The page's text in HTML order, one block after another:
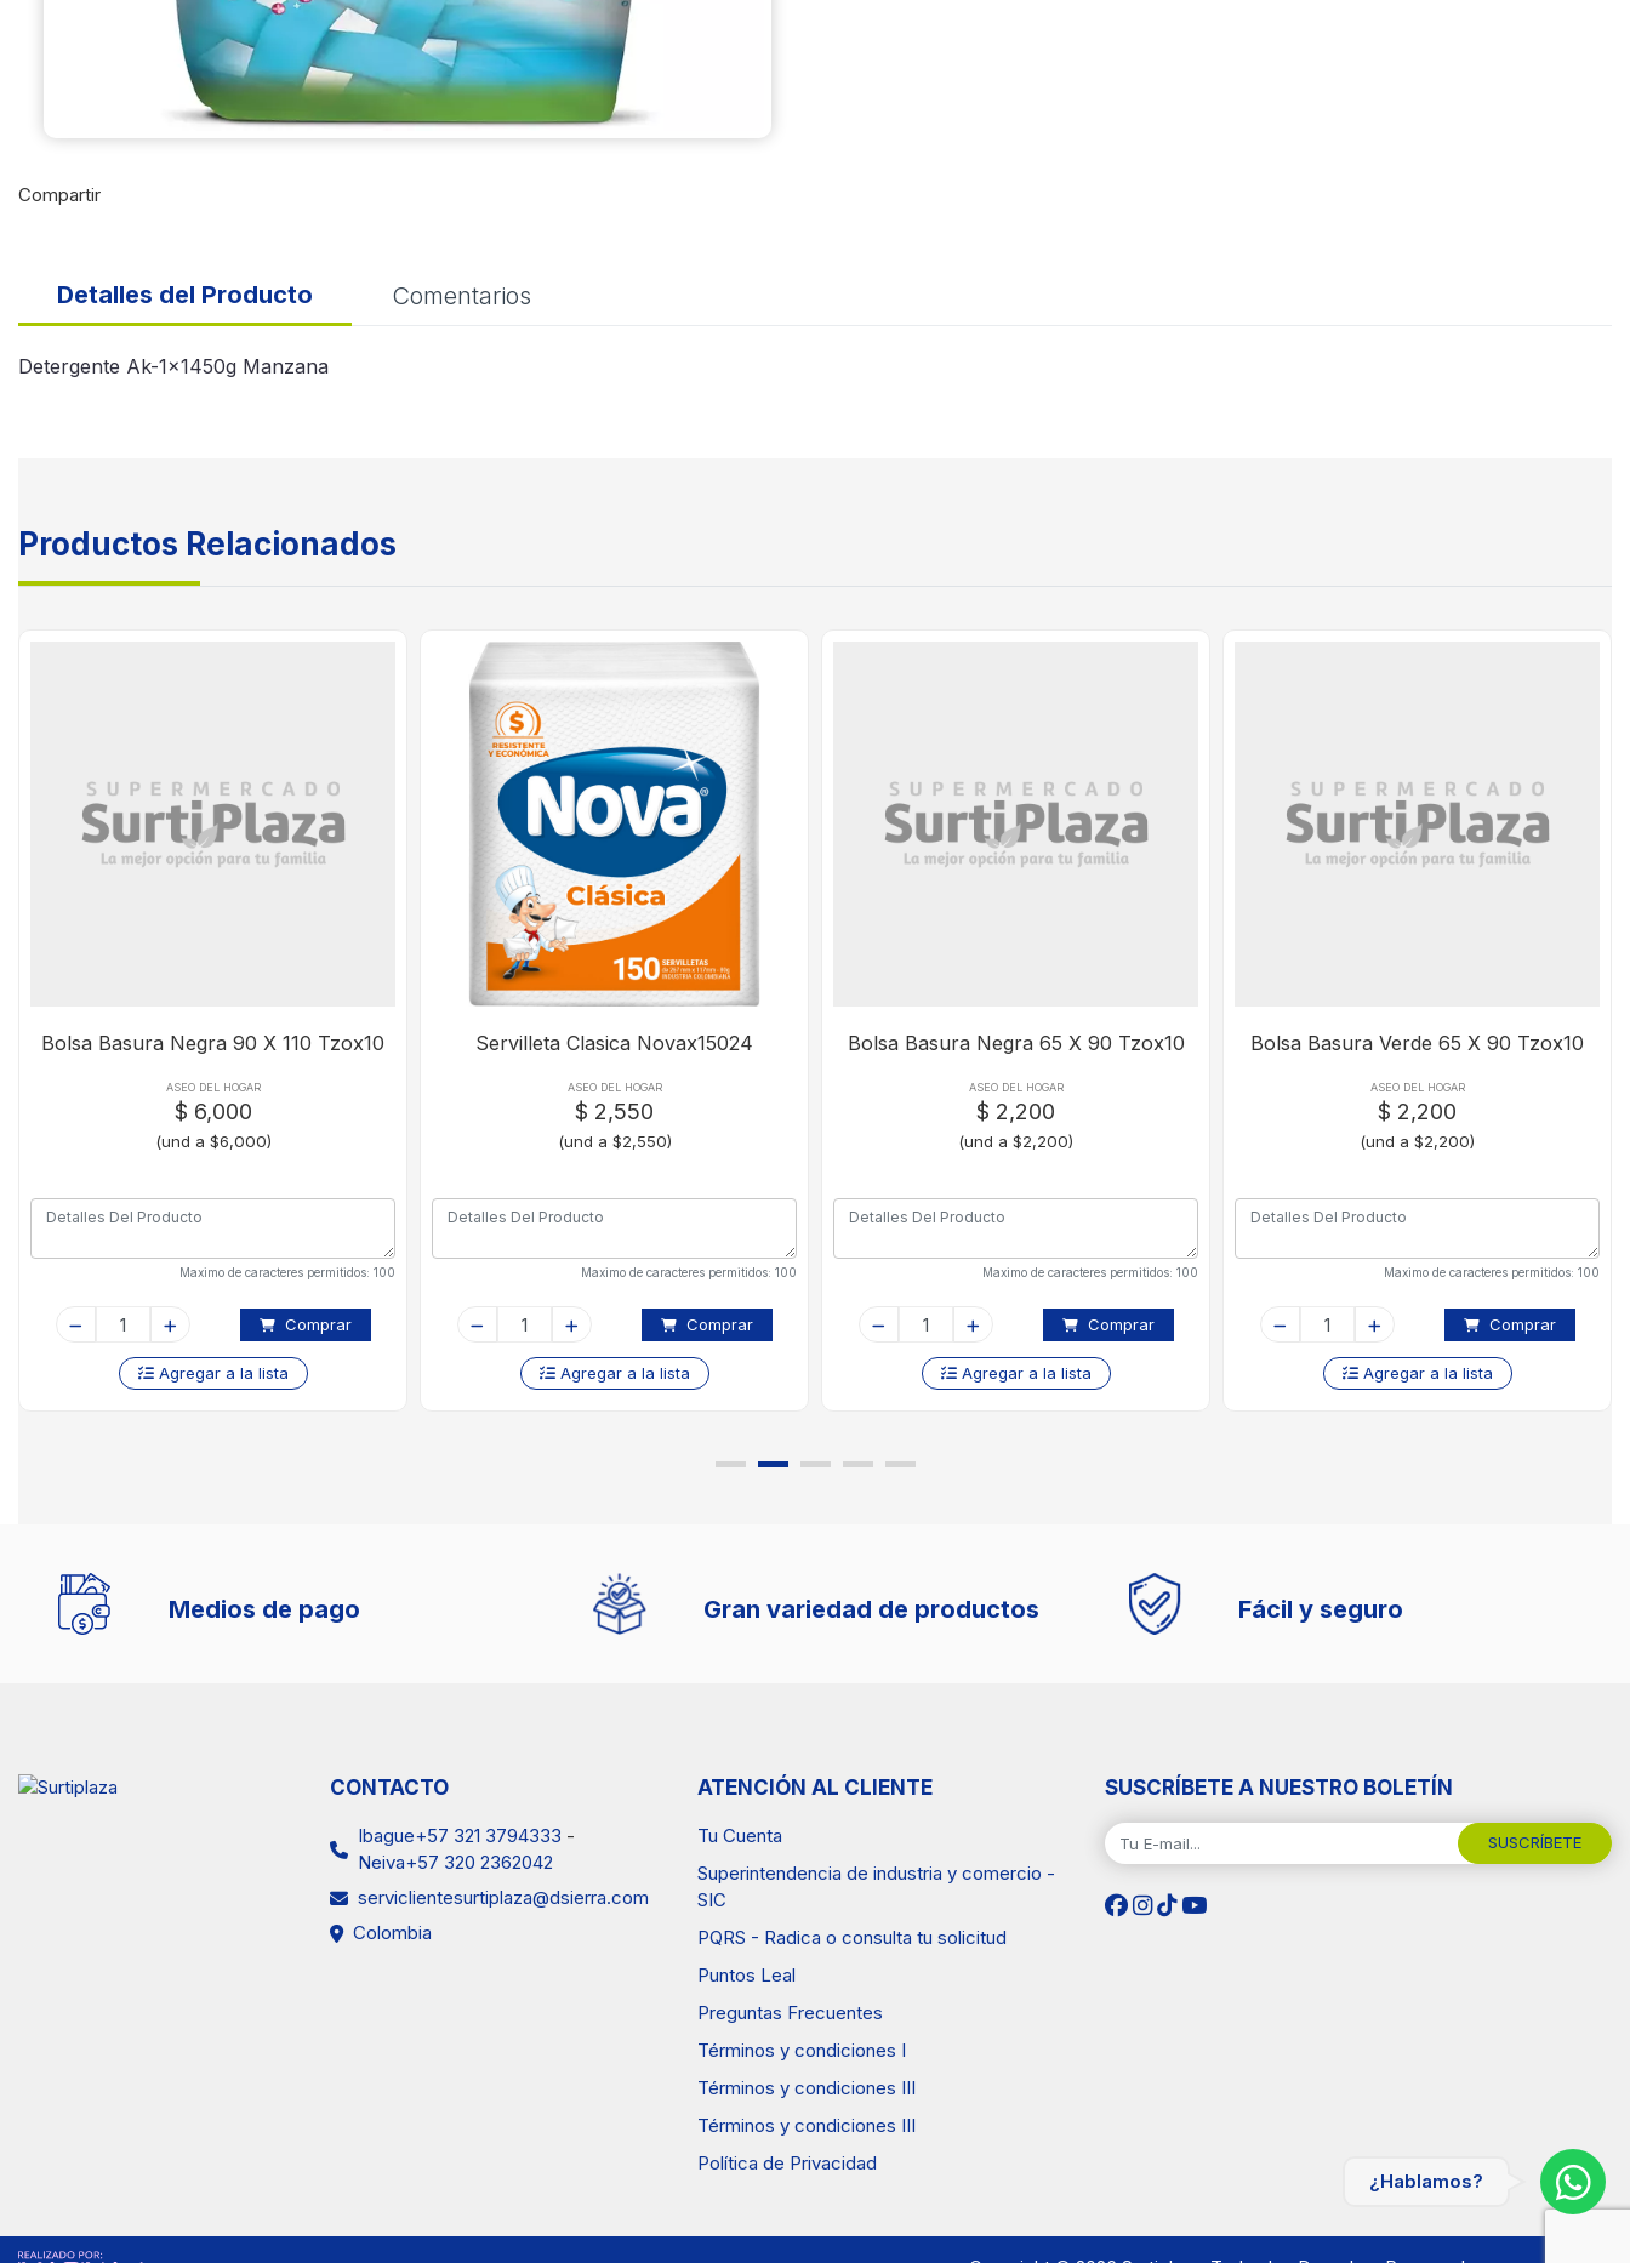
Compartir
Detalles del Producto Comentarios
Detergente Ak-1x1450g Manzana
Productos Relacionados
Bolsa Basura Negra 90 X 110 Tzox10
ASEO DEL HOGAR
$ 6,000
(und a $6,000)
Maximo de caracteres permitidos: 100
Comprar
Agregar a la lista
Servilleta Clasica Novax15024
ASEO DEL HOGAR
$ 2,550
(und a $2,550)
Maximo de caracteres permitidos: 100
Comprar
Agregar a la lista
Bolsa Basura Negra 65 X 90 Tzox10
ASEO DEL HOGAR
$ 2,200
(und a $2,200)
Maximo de caracteres permitidos: 100
Comprar
Agregar a la lista
Bolsa Basura Verde 65 X 90 Tzox10
ASEO DEL HOGAR
$ 2,200
(und a $2,200)
Maximo de caracteres permitidos: 100
Comprar
Agregar a la lista
Medios de pago Gran variedad de productos Fácil y seguro
CONTACTO
Ibague+57 321 3794333 -
Neiva+57 320 2362042
serviclientesurtiplaza@dsierra.com
Colombia
ATENCIÓN AL CLIENTE
Tu Cuenta
Superintendencia de industria y comercio -
SIC
PQRS - Radica o consulta tu solicitud
Puntos Leal
Preguntas Frecuentes
Términos y condiciones I
Términos y condiciones III
Términos y condiciones III
Política de Privacidad
SUSCRÍBETE A NUESTRO BOLETÍN
SUSCRÍBETE
¿Hablamos?